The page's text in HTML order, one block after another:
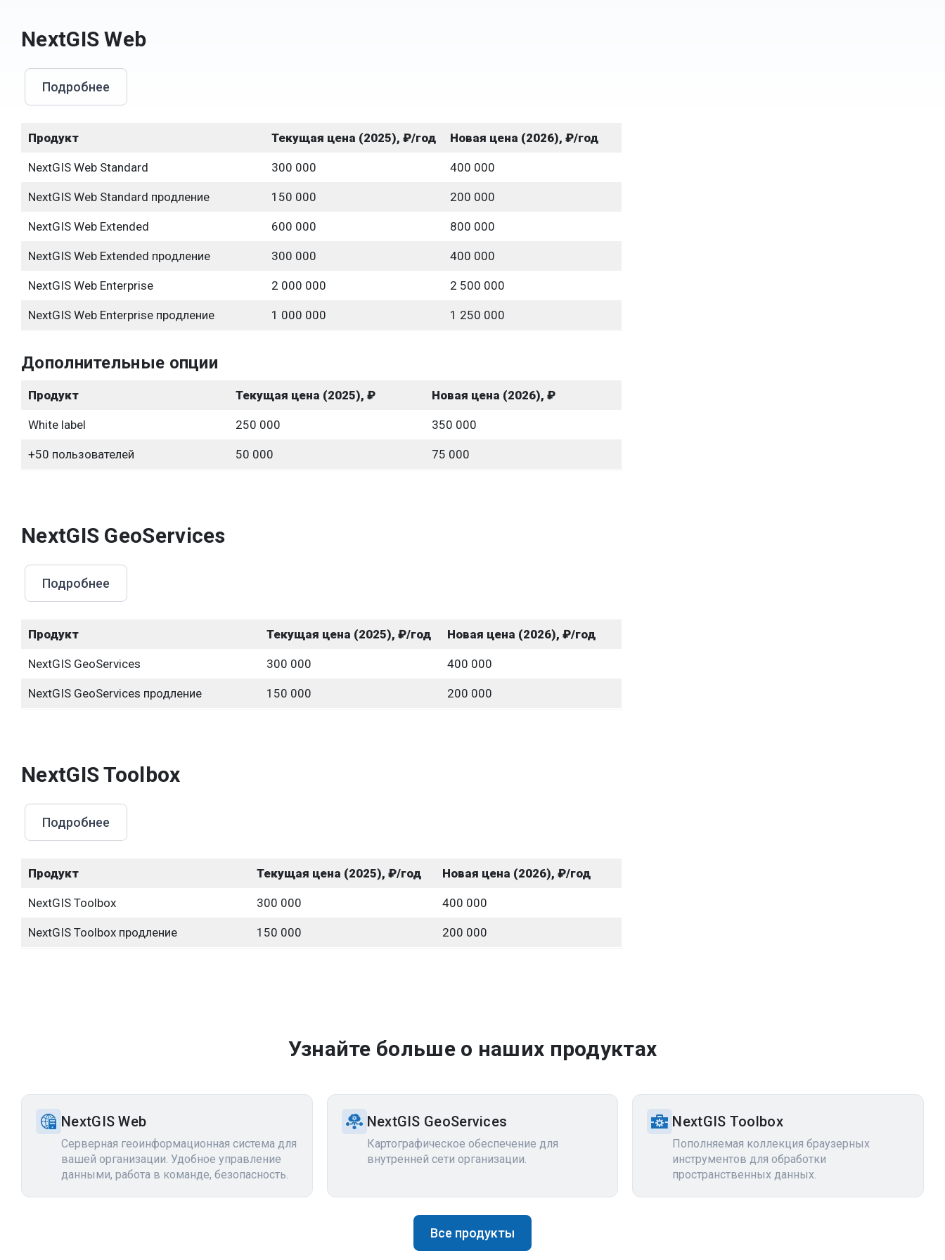
NextGIS Web
Подробнее
Продукт Текущая цена (2025), ₽/год Новая цена (2026), ₽/год
NextGIS Web Standard 300 000 400 000
NextGIS Web Standard продление 150 000 200 000
NextGIS Web Extended 600 000 800 000
NextGIS Web Extended продление 300 000 400 000
NextGIS Web Enterprise 2 000 000 2 500 000
NextGIS Web Enterprise продление 1 000 000 1 250 000
Дополнительные опции
Продукт Текущая цена (2025), ₽ Новая цена (2026), ₽
White label 250 000 350 000
+50 пользователей 50 000 75 000
NextGIS GeoServices
Подробнее
Продукт Текущая цена (2025), ₽/год Новая цена (2026), ₽/год
NextGIS GeoServices 300 000 400 000
NextGIS GeoServices продление 150 000 200 000
NextGIS Toolbox
Подробнее
Продукт Текущая цена (2025), ₽/год Новая цена (2026), ₽/год
NextGIS Toolbox 300 000 400 000
NextGIS Toolbox продление 150 000 200 000
Узнайте больше о наших продуктах
NextGIS Web
Серверная геоинформационная система для
вашей организации. Удобное управление
данными, работа в команде, безопасность.
NextGIS GeoServices
Картографическое обеспечение для
внутренней сети организации.
NextGIS Toolbox
Пополняемая коллекция браузерных
инструментов для обработки
пространственных данных.
Все продукты